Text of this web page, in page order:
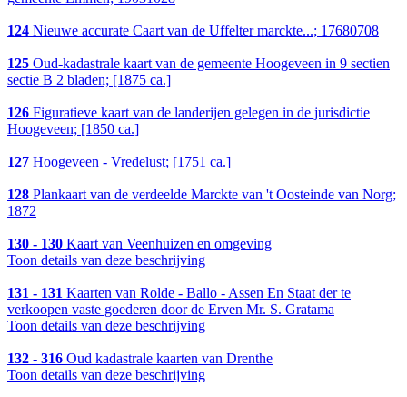
124 Nieuwe accurate Caart van de Uffelter marckte...; 17680708
125 Oud-kadastrale kaart van de gemeente Hoogeveen in 9 sectien
sectie B 2 bladen; [1875 ca.]
126 Figuratieve kaart van de landerijen gelegen in de jurisdictie
Hoogeveen; [1850 ca.]
127 Hoogeveen - Vredelust; [1751 ca.]
128 Plankaart van de verdeelde Marckte van 't Oosteinde van Norg;
1872
130 - 130 Kaart van Veenhuizen en omgeving
Toon details van deze beschrijving
131 - 131 Kaarten van Rolde - Ballo - Assen En Staat der te
verkoopen vaste goederen door de Erven Mr. S. Gratama
Toon details van deze beschrijving
132 - 316 Oud kadastrale kaarten van Drenthe
Toon details van deze beschrijving